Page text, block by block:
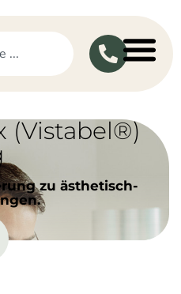
(Vistabel®)
zu ästhetisch-